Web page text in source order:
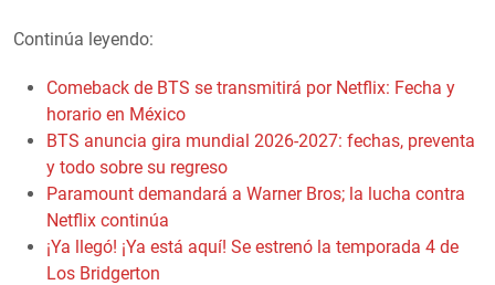
Continúa leyendo:
Comeback de BTS se transmitirá por Netflix: Fecha y
horario en México
BTS anuncia gira mundial 2026-2027: fechas, preventa
y todo sobre su regreso
Paramount demandará a Warner Bros; la lucha contra
Netflix continúa
¡Ya llegó! ¡Ya está aquí! Se estrenó la temporada 4 de
Los Bridgerton